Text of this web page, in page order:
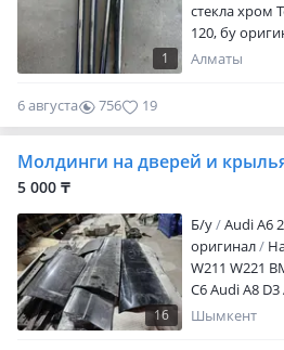
1
стекла хром
120, бу
запчасти по
Алматы
6 августа 756 19
Молдинги на дверей и
5 000 ₸
16
Б/y
Audi A6
оригинал
W211 W221
C6 Audi A8
Привозной
Шымкент